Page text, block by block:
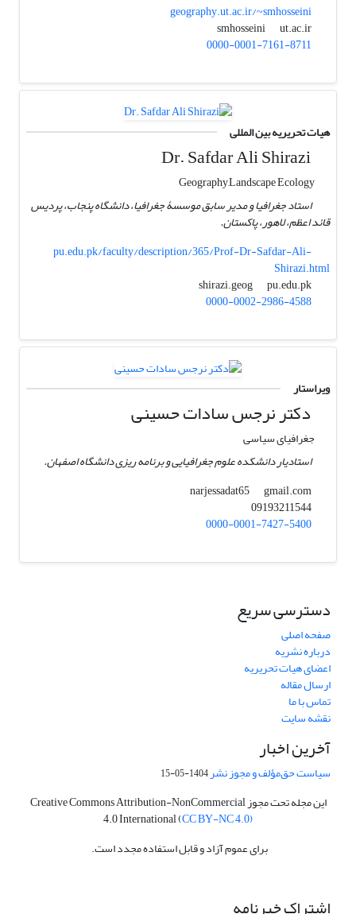
geography.ut.ac.ir/~smhosseini
smhosseini
ut.ac.ir
0000-0001-7161-8711
هیات تحریریه بین المللی
Dr. Safdar Ali Shirazi
Geography,Landscape Ecology
استاد جغرافیا و مدیر سابق موسسۀ جغرافیا، دانشگاه پنجاب، پردیس
قائد اعظم، لاهور، پاکستان.
pu.edu.pk/faculty/description/365/Prof-Dr-Safdar-Ali-
Shirazi.html
shirazi.geog
pu.edu.pk
0000-0002-2986-4588
ویراستار
دکتر نرجس سادات حسینی
جغرافیای سیاسی
استادیار دانشکده علوم جغرافیایی و برنامه ریزی دانشگاه اصفهان.
narjessadat65
gmail.com
09193211544
0000-0001-7427-5400
دسترسی سریع
صفحه اصلی
درباره نشریه
اعضای هیات تحریریه
ارسال مقاله
تماس با ما
نقشه سایت
آخرین اخبار
سیاست حق‌مؤلف و مجوز نشر1404-05-15
این مجله تحت مجوز Creative Commons Attribution-NonCommercial
4.0 International (CC BY-NC 4.0)
برای عموم آزاد و قابل استفاده مجدد است.